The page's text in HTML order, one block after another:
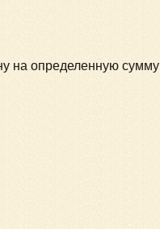
на определенную сумму